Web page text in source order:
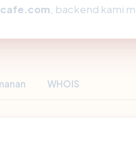
, backend kami
WHOIS